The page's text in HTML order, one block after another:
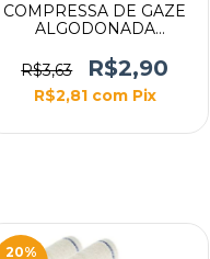
COMPRESSA DE GAZE
ALGODONADA
R$3,63
R$2,90
R$2,81 com Pix
20%